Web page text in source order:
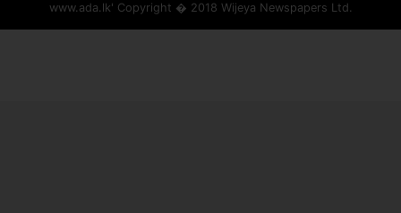
www.ada.lk' Copyright � 2018 Wijeya Newspapers Ltd.